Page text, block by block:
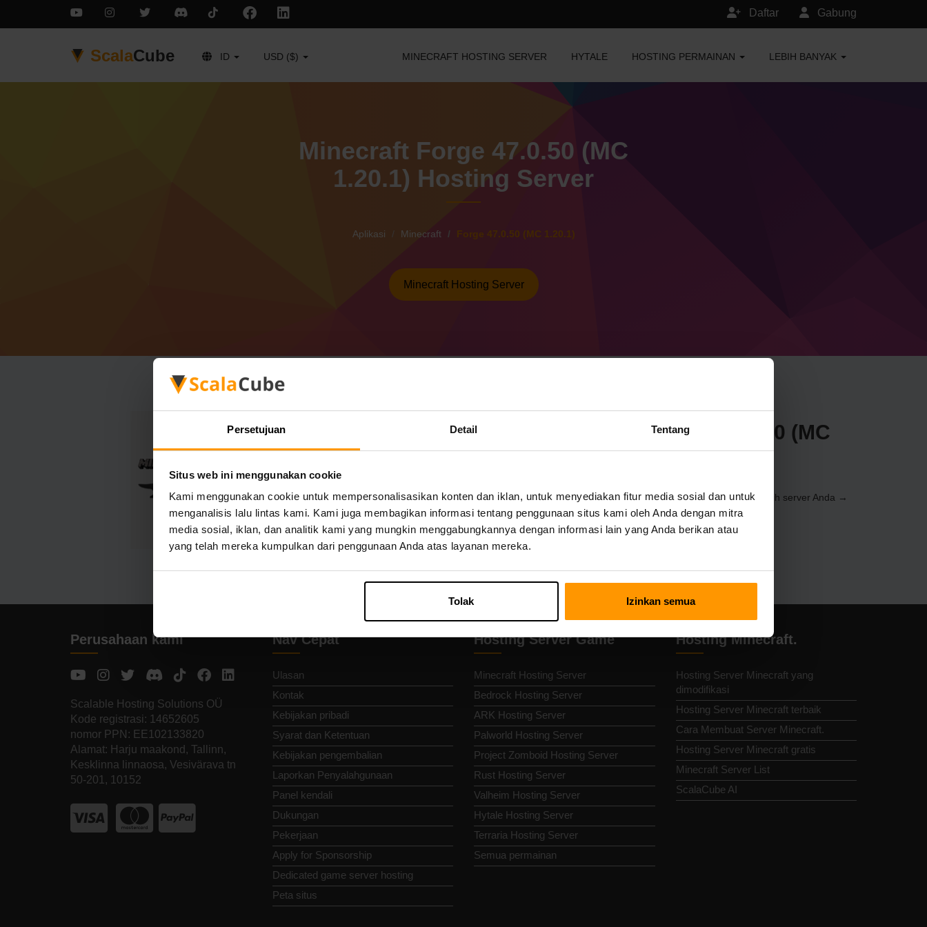
Persetujuan Detail Tentang
Situs web ini menggunakan cookie
Kami menggunakan cookie untuk mempersonalisasikan konten dan iklan, untuk menyediakan fitur media sosial dan untuk
menganalisis lalu lintas kami. Kami juga membagikan informasi tentang penggunaan situs kami oleh Anda dengan mitra
media sosial, iklan, dan analitik kami yang mungkin menggabungkannya dengan informasi lain yang Anda berikan atau
yang telah mereka kumpulkan dari penggunaan Anda atas layanan mereka.
Tolak Izinkan semua
Gabung
Daftar
ScalaCube ID USD ($) MINECRAFT HOSTING SERVER HYTALE HOSTING PERMAINAN LEBIH BANYAK
Minecraft Forge 47.0.50 (MC
1.20.1) Hosting Server
Aplikasi Minecraft Forge 47.0.50 (MC 1.20.1)
Minecraft Hosting Server
Cara Membuat Minecraft Forge 47.0.50 (MC
1.20.1) Server
Instal server a Forge 47.0.50 (MC 1.20.1) melaluiControl Panel(Server → Pilih server Anda →
Server game → Tambahkan Server Game → Forge 47.0.50 (MC 1.20.1))
Selamat bermain di server!
Perusahaan kami
Scalable Hosting Solutions OÜ
Kode registrasi: 14652605
nomor PPN: EE102133820
Alamat: Harju maakond, Tallinn,
Kesklinna linnaosa, Vesivärava tn
50-201, 10152
Nav Cepat
Ulasan
Kontak
Kebijakan pribadi
Syarat dan Ketentuan
Kebijakan pengembalian
Laporkan Penyalahgunaan
Panel kendali
Dukungan
Pekerjaan
Apply for Sponsorship
Dedicated game server hosting
Peta situs
Hosting Server Game
Minecraft Hosting Server
Bedrock Hosting Server
ARK Hosting Server
Palworld Hosting Server
Project Zomboid Hosting Server
Rust Hosting Server
Valheim Hosting Server
Hytale Hosting Server
Terraria Hosting Server
Semua permainan
Hosting Minecraft.
Hosting Server Minecraft yang
dimodifikasi
Hosting Server Minecraft terbaik
Cara Membuat Server Minecraft.
Hosting Server Minecraft gratis
Minecraft Server List
ScalaCube AI